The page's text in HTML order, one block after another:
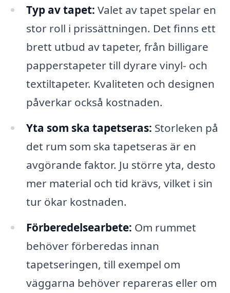
Typ av tapet: Valet av tapet spelar en
stor roll i prissättningen. Det finns ett
brett utbud av tapeter, från billigare
papperstapeter till dyrare vinyl- och
textiltapeter. Kvaliteten och designen
påverkar också kostnaden.
Yta som ska tapetseras: Storleken på
det rum som ska tapetseras är en
avgörande faktor. Ju större yta, desto
mer material och tid krävs, vilket i sin
tur ökar kostnaden.
Förberedelsearbete: Om rummet
behöver förberedas innan
tapetseringen, till exempel om
väggarna behöver repareras eller om